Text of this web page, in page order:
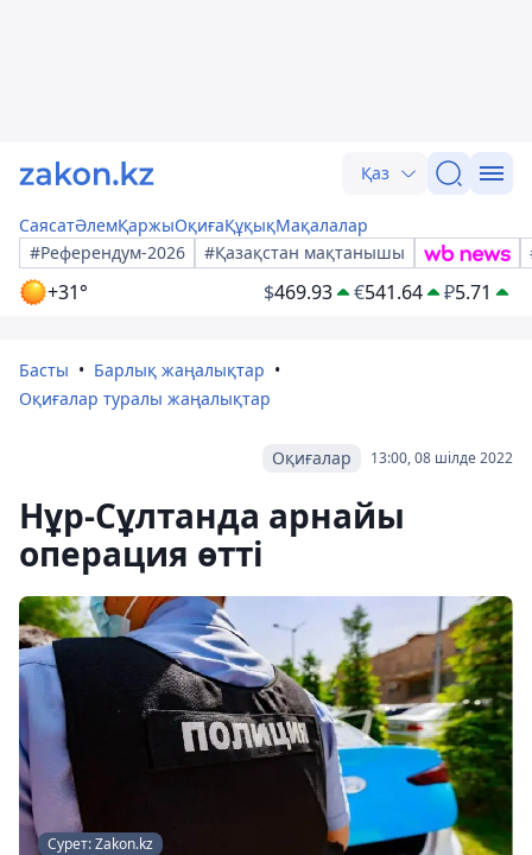
Қаз
СаясатӘлемҚаржыОқиғаҚұқықМақалалар
#Референдум-2026
#Қазақстан мақтанышы
+31° $469.93 €541.64 ₽5.71
Басты
Барлық жаңалықтар
Оқиғалар туралы жаңалықтар
13:00, 08 шілде 2022
Оқиғалар
Нұр-Сұлтанда арнайы
операция өтті
Сурет: Zakon.kz